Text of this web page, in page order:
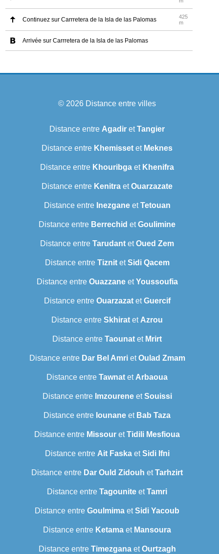
Continuez sur Carrretera de la Isla de las Palomas
425
m
Arrivée sur Carrretera de la Isla de las Palomas
© 2026 Distance entre villes
Distance entre Agadir etTangier
Distance entre Khemisset et Meknes
Distance entre Khouribga et Khenifra
Distance entre Kenitra etOuarzazate
Distance entre InezganeetTetouan
Distance entre Berrechid etGoulimine
Distance entre Tarudant etOued Zem
Distance entre TiznitetSidi Qacem
Distance entre OuazzaneetYoussoufia
Distance entre OuarzazatetGuercif
Distance entre Skhirat et Azrou
Distance entre Taounat et Mrirt
Distance entre Dar Bel AmrietOulad Zmam
Distance entre Tawnat et Arbaoua
Distance entre ImzoureneetSouissi
Distance entre Iounane et Bab Taza
Distance entre Missour etTidili Mesfioua
Distance entre Ait FaskaetSidi Ifni
Distance entre Dar Ould Zidouh etTarhzirt
Distance entre Tagounite etTamri
Distance entre Goulmima etSidi Yacoub
Distance entre Ketama et Mansoura
Distance entre TimezganaetOurtzagh